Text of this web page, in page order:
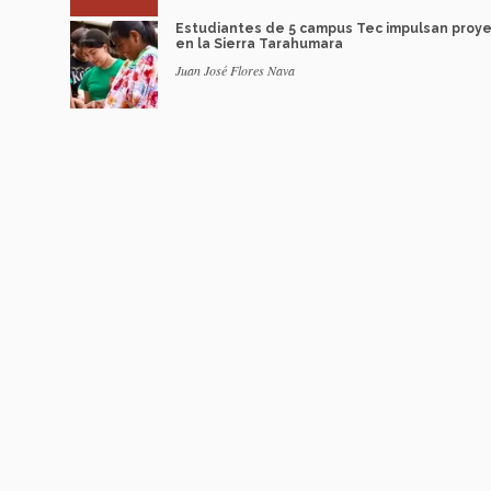
Estudiantes de 5 campus Tec impulsan
en la Sierra Tarahumara
Juan José Flores Nava